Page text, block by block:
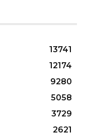
13741
12174
9280
5058
3729
2621